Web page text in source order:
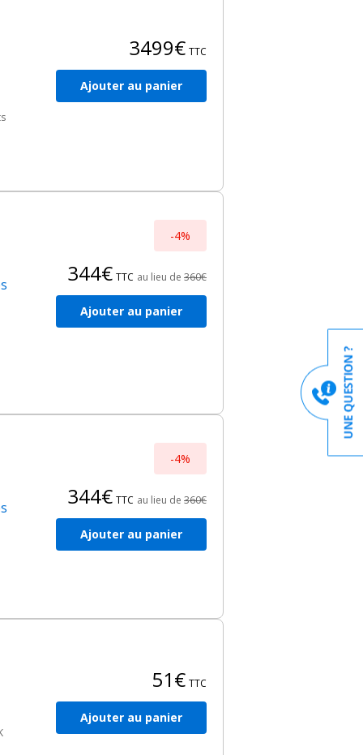
3499€ TTC
Ajouter au panier
-4%
344€ TTC au lieu de 360€
Ajouter au panier
-4%
344€ TTC au lieu de 360€
Ajouter au panier
51€ TTC
Ajouter au panier